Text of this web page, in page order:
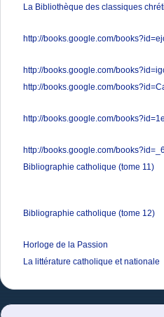
La Bibliothèque des classiques
http://books.google.com/
http://books.google.com/
http://books.google.com/
http://books.google.com/
http://books.google.com/
Bibliographie catholique (tome 11)
Bibliographie catholique (tome 12)
Horloge de la Passion
La littérature catholique et nationale